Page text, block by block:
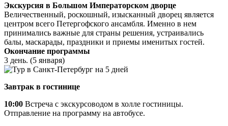
Экскурсия в Большом Императорском дворце
Величественный, роскошный, изысканный дворец является
центром всего Петергофского ансамбля. Именно в нем
принимались важные для страны решения, устраивались
балы, маскарады, праздники и приемы именитых гостей.
Окончание программы
3 день. (5 января)
Завтрак в гостинице
10:00 Встреча с экскурсоводом в холле гостиницы.
Отправление на программу на автобусе.